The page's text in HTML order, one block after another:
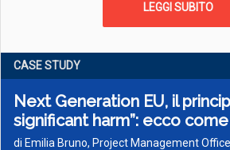
LEGGI SUBITO
CASE STUDY
Next Generation EU, il
significant harm”: ecco
di Emilia Bruno, Project Management